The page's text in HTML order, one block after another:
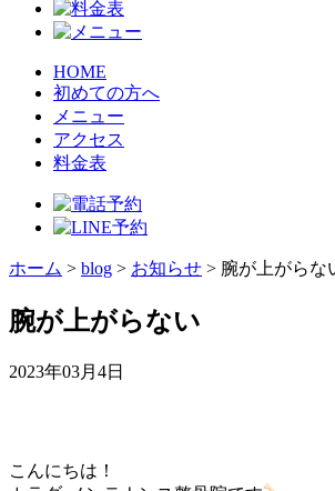
HOME
初めての方へ
メニュー
アクセス
料金表
ホーム > blog > お知らせ > 腕が上がらな
腕が上がらない
2023年03月4日
こんにちは！